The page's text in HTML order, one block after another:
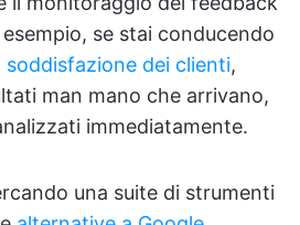
se stai conducendo
soddisfazione dei clienti,
man mano che arrivano,
immediatamente.
una suite di strumenti